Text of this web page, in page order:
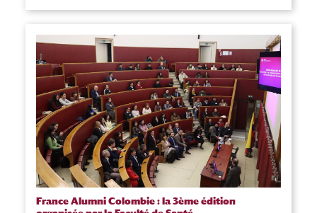
France Alumni Colombie : la 3ème édition